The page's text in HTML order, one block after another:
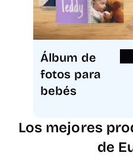
Álbum de
fotos para
bebés
Los mejores
de